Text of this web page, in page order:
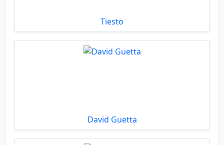
Tiesto
David Guetta